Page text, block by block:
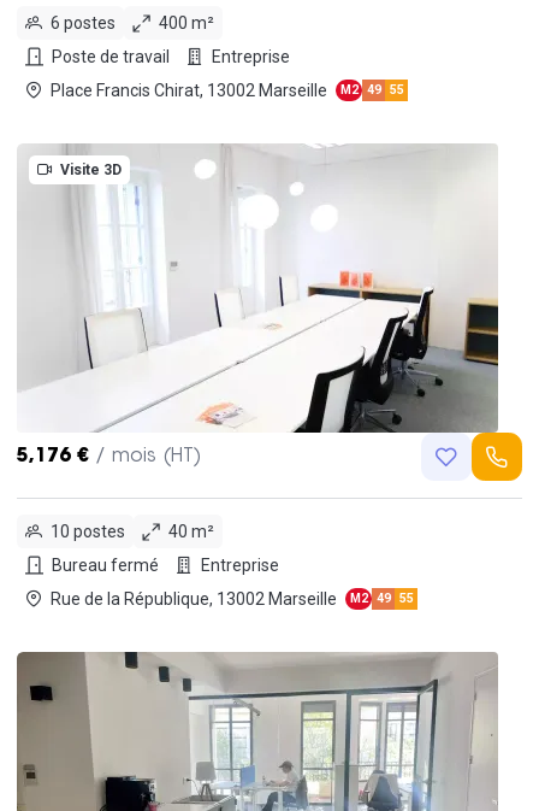
6 postes
400 m²
Poste de travail
Entreprise
Place Francis Chirat, 13002 Marseille
M2 49 55
Visite 3D
5,176 € / mois (HT)
10 postes
40 m²
Bureau fermé
Entreprise
Rue de la République, 13002 Marseille
M2 49 55